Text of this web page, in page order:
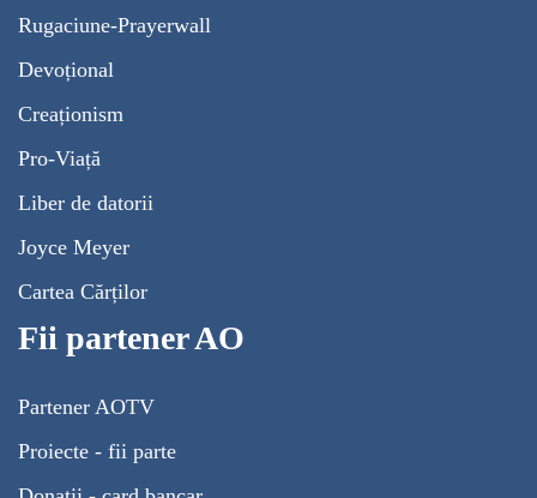
Rugaciune-Prayerwall
Devoțional
Creaționism
Pro-Viață
Liber de datorii
Joyce Meyer
Cartea Cărților
Fii partener AO
Partener AOTV
Proiecte - fii parte